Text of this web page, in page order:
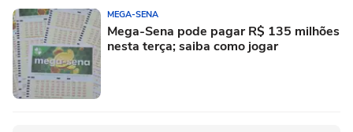
MEGA-SENA
Mega-Sena pode pagar R$ 135 milhões
nesta terça; saiba como jogar